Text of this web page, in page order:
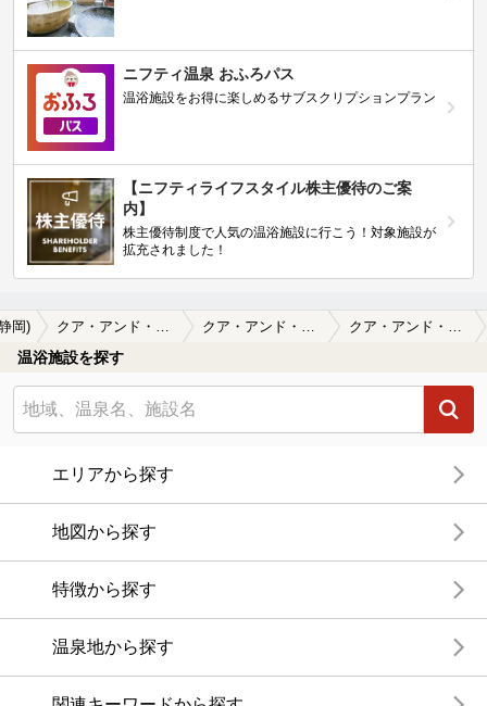
ニフティ温泉 おふろパス
温浴施設をお得に楽しめるサブスクリプションプラン
【ニフティライフスタイル株主優待のご案
内】
株主優待制度で人気の温浴施設に行こう！対象施設が
拡充されました！
岡)
温浴施設を探す
エリアから探す
地図から探す
特徴から探す
温泉地から探す